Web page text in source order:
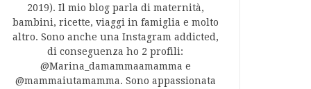
2019). Il mio blog parla di maternità,
bambini, ricette, viaggi in famiglia e molto
altro. Sono anche una Instagram addicted,
di conseguenza ho 2 profili:
@Marina_damammaamamma e
@mammaiutamamma. Sono appassionata